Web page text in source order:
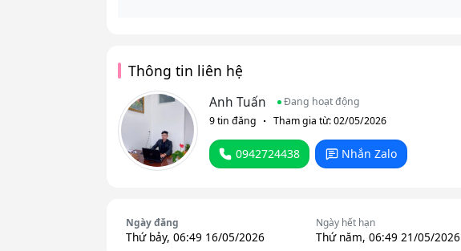
Thông tin liên hệ
Anh Tuấn
Đang hoạt động
9 tin đăng
Tham gia từ: 02/05/2026
0942724438 Nhắn Zalo
Ngày đăng
Thứ bảy, 06:49 16/05/2026
Ngày hết hạn
Thứ năm, 06:49 21/05/2026